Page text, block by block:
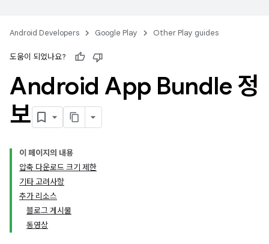
Android Developers Google Play Other Play guides
도움이 되었나요?
Android App Bundle 정
보
이 페이지의 내용
압축 다운로드 크기 제한
기타 고려사항
추가 리소스
블로그 게시물
동영상